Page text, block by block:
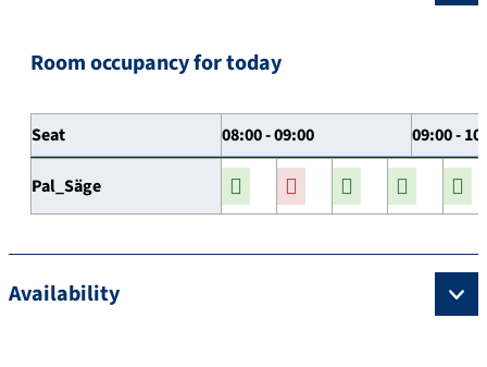
Room occupancy for today
Seat 08:00 - 09:00 09:00 -
Pal_Säge
Availability